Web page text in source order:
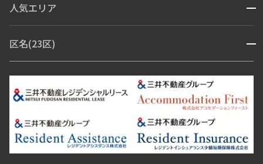
ブランドマンション
人気エリア 開閉
青山・表参道・原宿
市ヶ谷・神楽坂・飯田橋
三田・芝・浜松町
芝浦・汐留・品川
月島・勝どき・豊洲
本郷・春日・小石川
目白・高田馬場・早稲田
池尻大橋・三軒茶屋
祐天寺・学芸大学・自由が丘
駒沢・用賀・二子玉川
成城・砧
池袋・板橋・王子
区名(23区) 開閉
江東区 台東区 墨田区
中野区
豊島区
杉並区 板橋区 練馬区 荒川区
足立区
葛飾区
江戸川区